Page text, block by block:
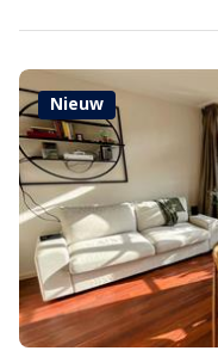
Nieuw